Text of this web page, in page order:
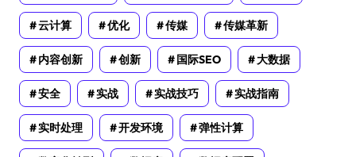
云计算 优化 传媒 传媒革新
内容创新 创新 国际SEO 大数据
安全 实战 实战技巧 实战指南
实时处理 开发环境 弹性计算